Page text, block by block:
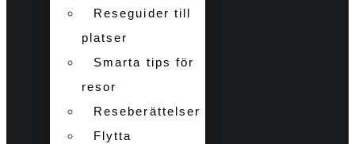
Reseguider till
platser
Smarta tips för
resor
Reseberättelser
Flytta